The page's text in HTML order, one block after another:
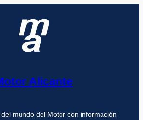
Alicante
mundo del Motor con información